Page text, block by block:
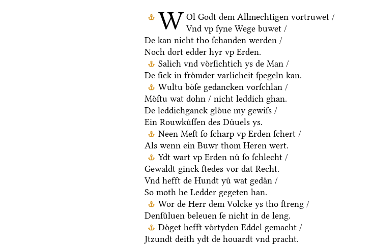
W Ol Godt dem Allmechtigen vortruwet /
Vnd vp ſyne Wege buwet /
De kan nicht tho ſchanden werden /
Noch dort edder hyr vp Erden.
Salich vnd voͤrſichtich ys de Man /
De ſick in froͤmder varlicheit ſpegeln kan.
Wultu boͤſe gedancken vorſchlan /
Moͤſtu wat dohn / nicht leddich ghan.
De leddichganck gloͤue my gewiſs /
Ein Rouwkuͤſſen des Duͤuels ys.
Neen Meſt ſo ſcharp vp Erden ſchert /
Als wenn ein Buwr thom Heren wert.
Ydt wart vp Erden nuͤ ſo ſchlecht /
Gewaldt ginck ſtedes vor dat Recht.
Vnd hefft de Hundt yuͤ wat gedaͤn /
So moth he Ledder gegeten han.
Wor de Herr dem Volcke ys tho ſtreng /
Denſuͤluen beleuen ſe nicht in de leng.
Doͤget hefft voͤrtyden Eddel gemacht /
Jtzundt deith ydt de houardt vnd pracht.